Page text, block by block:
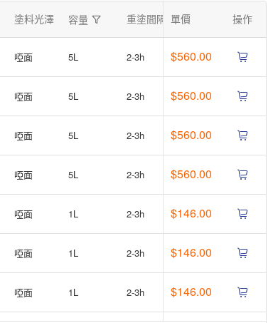
塗料光澤 容量 重塗間隔 發貨時間
單價 操作
啞面 5L 2-3h 2026-08-10
$560.00
啞面 5L 2-3h 2026-08-10
$560.00
啞面 5L 2-3h 2026-08-10
$560.00
啞面 5L 2-3h 2026-08-10
$560.00
啞面 1L 2-3h 2026-08-10
$146.00
啞面 1L 2-3h 2026-08-10
$146.00
啞面 1L 2-3h 2026-08-10
$146.00